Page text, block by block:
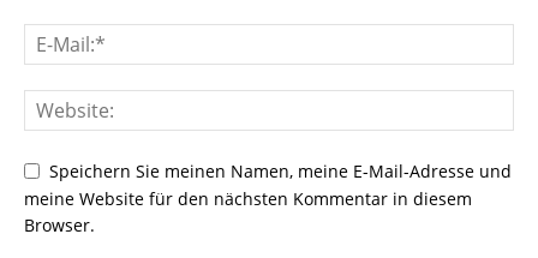
Speichern Sie meinen Namen, meine E-Mail-Adresse und
meine Website für den nächsten Kommentar in diesem
Browser.